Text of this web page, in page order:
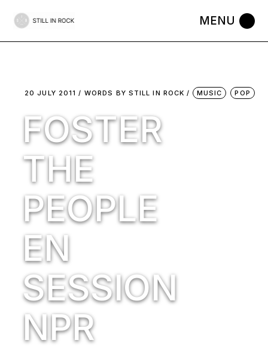
20 JULY 2011 WORDS BY STILL IN ROCK MUSIC POP
FOSTER
THE
PEOPLE
EN
SESSION
NPR